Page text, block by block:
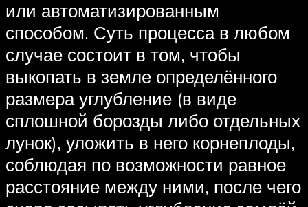
или автоматизированным
способом. Суть процесса в любом
случае состоит в том, чтобы
выкопать в земле определённого
размера углубление (в виде
сплошной борозды либо отдельных
лунок), уложить в него корнеплоды,
соблюдая по возможности равное
расстояние между ними, после чего